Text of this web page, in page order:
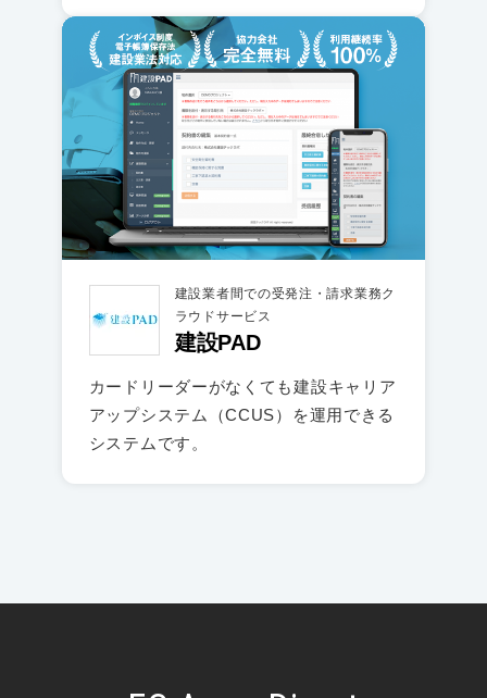
建設業者間での受発注・請求業務ク
ラウドサービス
建設PAD
カードリーダーがなくても建設キャリア
アップシステム（CCUS）を運用できる
システムです。